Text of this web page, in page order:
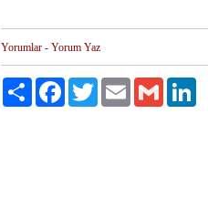
Yorumlar - Yorum Yaz
Paylaş FacebookTwitter Email Gmail